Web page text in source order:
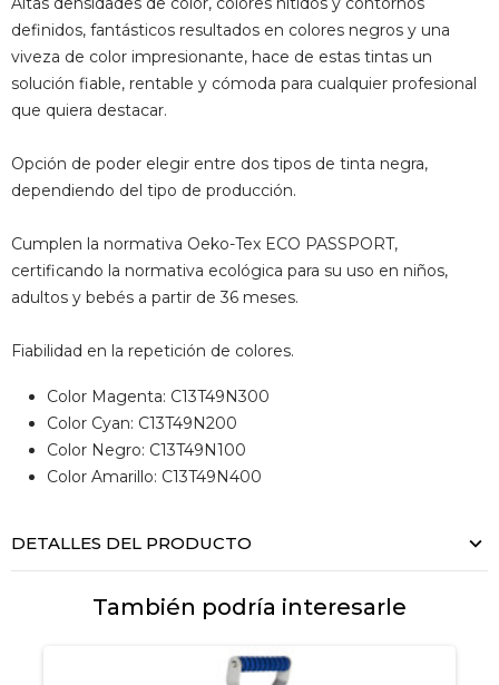
definidos, fantásticos resultados en colores negros y una
viveza de color impresionante, hace de estas tintas un
solución fiable, rentable y cómoda para cualquier profesional
que quiera destacar.
Opción de poder elegir entre dos tipos de tinta negra,
dependiendo del tipo de producción.
Cumplen la normativa Oeko-Tex ECO PASSPORT,
certificando la normativa ecológica para su uso en niños,
adultos y bebés a partir de 36 meses.
Fiabilidad en la repetición de colores.
Color Magenta: C13T49N300
Color Cyan: C13T49N200
Color Negro: C13T49N100
Color Amarillo: C13T49N400
DETALLES DEL PRODUCTO
También podría interesarle